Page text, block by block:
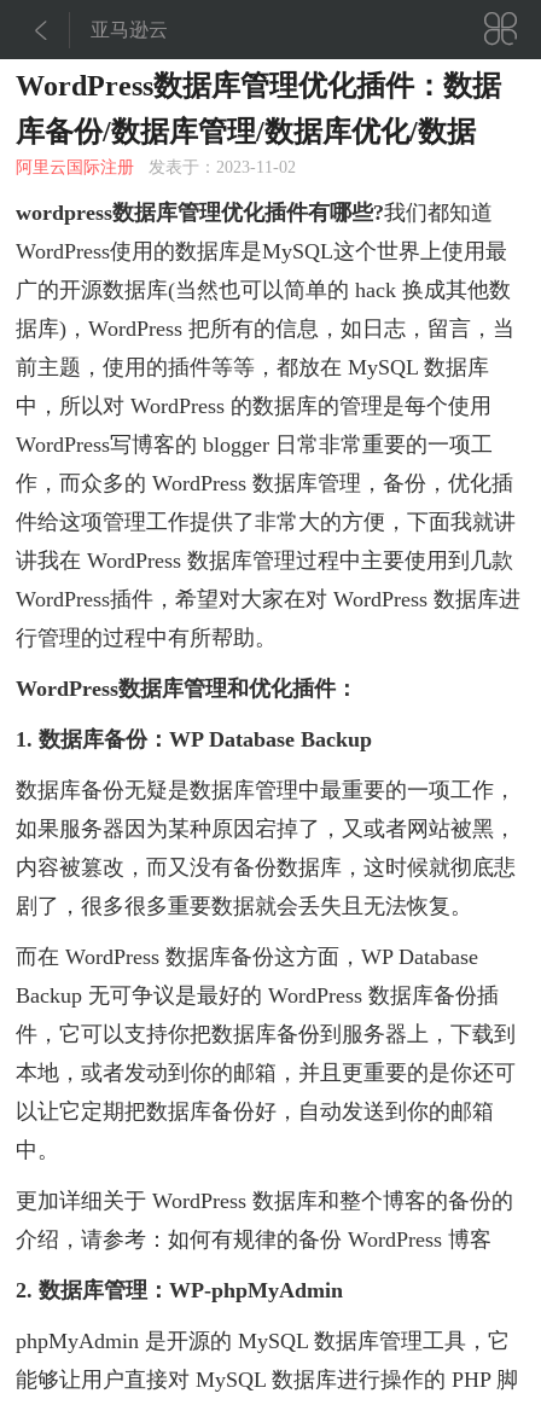
 亚马逊云 
WordPress数据库管理优化插件：数据
库备份/数据库管理/数据库优化/数据
阿里云国际注册 发表于：2023-11-02
wordpress数据库管理优化插件有哪些?我们都知道
WordPress使用的数据库是MySQL这个世界上使用最
广的开源数据库(当然也可以简单的 hack 换成其他数
据库)，WordPress 把所有的信息，如日志，留言，当
前主题，使用的插件等等，都放在 MySQL 数据库
中，所以对 WordPress 的数据库的管理是每个使用
WordPress写博客的 blogger 日常非常重要的一项工
作，而众多的 WordPress 数据库管理，备份，优化插
件给这项管理工作提供了非常大的方便，下面我就讲
讲我在 WordPress 数据库管理过程中主要使用到几款
WordPress插件，希望对大家在对 WordPress 数据库进
行管理的过程中有所帮助。
WordPress数据库管理和优化插件：
1. 数据库备份：WP Database Backup
数据库备份无疑是数据库管理中最重要的一项工作，
如果服务器因为某种原因宕掉了，又或者网站被黑，
内容被篡改，而又没有备份数据库，这时候就彻底悲
剧了，很多很多重要数据就会丢失且无法恢复。
而在 WordPress 数据库备份这方面，WP Database
Backup 无可争议是最好的 WordPress 数据库备份插
件，它可以支持你把数据库备份到服务器上，下载到
本地，或者发动到你的邮箱，并且更重要的是你还可
以让它定期把数据库备份好，自动发送到你的邮箱
中。
更加详细关于 WordPress 数据库和整个博客的备份的
介绍，请参考：如何有规律的备份 WordPress 博客
2. 数据库管理：WP-phpMyAdmin
phpMyAdmin 是开源的 MySQL 数据库管理工具，它
能够让用户直接对 MySQL 数据库进行操作的 PHP 脚